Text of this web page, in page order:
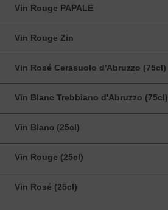
Vin Rouge PAPALE
Vin Rouge Zin
Vin Rosé Cerasuolo d'Abruzzo (75cl)
Vin Blanc Trebbiano d'Abruzzo (75cl)
Vin Blanc (25cl)
Vin Rouge (25cl)
Vin Rosé (25cl)